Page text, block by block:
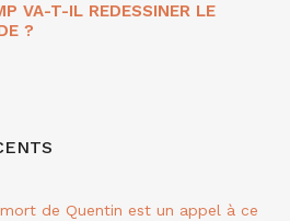
VA-T-IL REDESSINER LE
?
de Quentin est un appel à ce